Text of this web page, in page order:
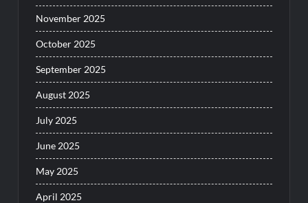
November 2025
October 2025
September 2025
August 2025
July 2025
June 2025
May 2025
April 2025